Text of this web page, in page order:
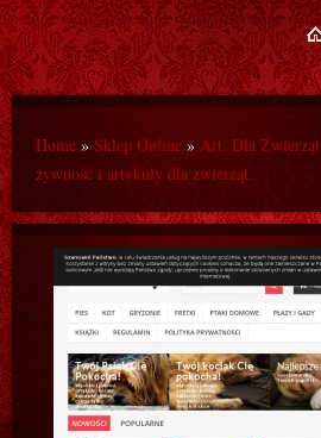
Home » Sklep Online » Art. Dla Zwierząt
żywność i artykuły dla zwierząt.